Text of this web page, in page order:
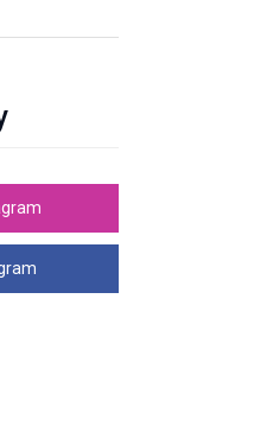
та Sony G-
новин